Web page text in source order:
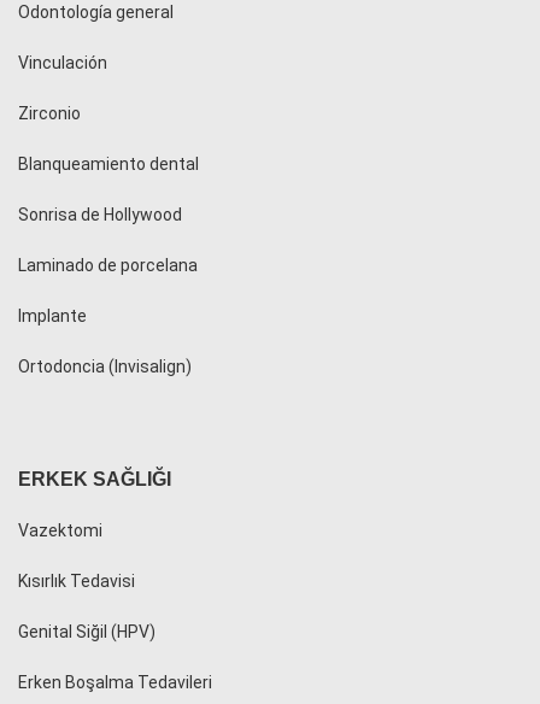
Odontología general
Vinculación
Zirconio
Blanqueamiento dental
Sonrisa de Hollywood
Laminado de porcelana
Implante
Ortodoncia (Invisalign)
ERKEK SAĞLIĞI
Vazektomi
Kısırlık Tedavisi
Genital Siğil (HPV)
Erken Boşalma Tedavileri